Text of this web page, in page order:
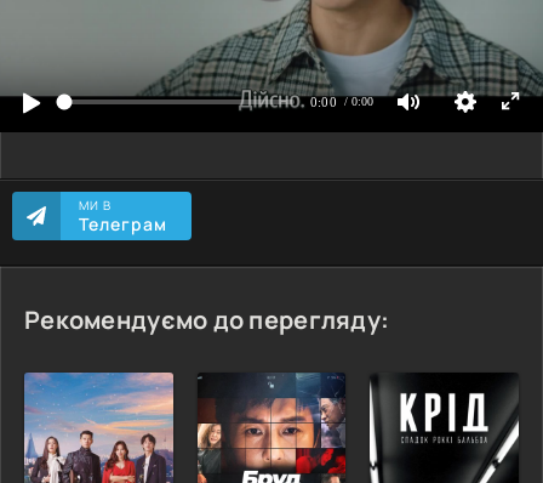
МИ В
Телеграм
Рекомендуємо до перегляду: